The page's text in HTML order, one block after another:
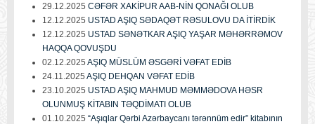
29.12.2025 CƏFƏR XAKİPUR AAB-NİN QONAĞI OLUB
12.12.2025 USTAD AŞIQ SƏDAQƏT RƏSULOVU DA İTİRDİK
12.12.2025 USTAD SƏNƏTKAR AŞIQ YAŞAR MƏHƏRRƏMOV
HAQQA QOVUŞDU
02.12.2025 AŞIQ MÜSLÜM ƏSGƏRİ VƏFAT EDİB
24.11.2025 AŞIQ DEHQAN VƏFAT EDİB
23.10.2025 USTAD AŞIQ MAHMUD MƏMMƏDOVA HƏSR
OLUNMUŞ KİTABIN TƏQDİMATI OLUB
01.10.2025 “Aşıqlar Qərbi Azərbaycanı tərənnüm edir” kitabının